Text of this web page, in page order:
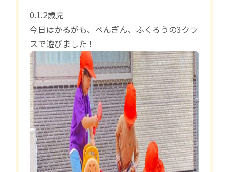
0.1.2歳児
今日はかるがも、ぺんぎん、ふくろうの3クラ
スで遊びました！